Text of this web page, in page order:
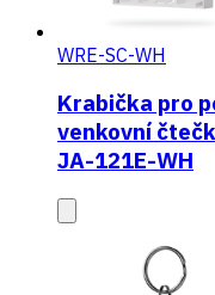
WRE-SC-WH
Krabička pro
venkovní
JA-121E-WH